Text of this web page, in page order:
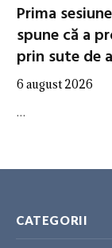
Prima
spune că a
prin sute de
6 august 2026
…
CATEGORII